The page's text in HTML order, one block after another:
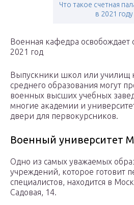
Что такое счетная
в 2021 году
Военная кафедра освобождает
2021 год
Выпускники школ или училищ
среднего образования могут
военных высших учебных
многие академии и
двери для первокурсников.
Военный университет
Одно из самых уважаемых
учреждений, которое готовит
специалистов, находится в
Садовая, 14.